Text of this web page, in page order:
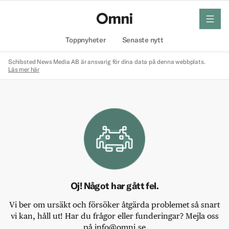
Toppnyheter Senaste nytt
meny
Schibsted News Media AB är ansvarig för dina data på denna webbplats.
Läs mer här
Oj! Något har gått fel.
Vi ber om ursäkt och försöker åtgärda problemet så snart
vi kan, håll ut! Har du frågor eller funderingar? Mejla oss